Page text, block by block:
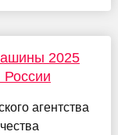
2025
России
агентства